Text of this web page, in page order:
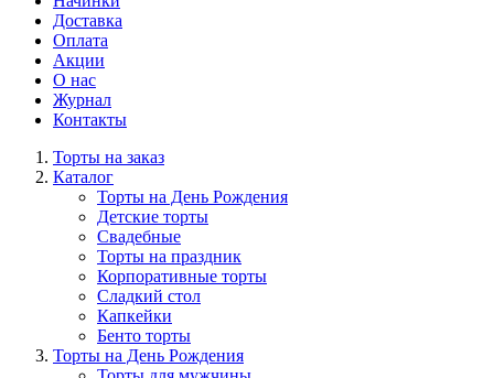
Доставка
Оплата
Акции
О нас
Журнал
Контакты
Торты на заказ
Каталог
Торты на День Рождения
Детские торты
Свадебные
Торты на праздник
Корпоративные торты
Сладкий стол
Капкейки
Бенто торты
Торты на День Рождения